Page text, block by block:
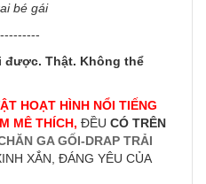
bé gái
được. Thật. Không thể
HOẠT HÌNH NỔI TIẾNG
MÊ THÍCH, ĐỀU CÓ TRÊN
GA GỐI-DRAP TRẢI
XẮN, ĐÁNG YÊU CỦA